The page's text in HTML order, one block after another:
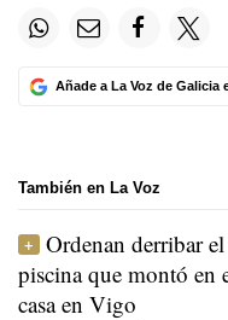
Añade a La Voz de Galicia
También en La Voz
Ordenan derribar
piscina que montó en
casa en Vigo